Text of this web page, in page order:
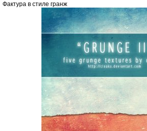
Фактура в стиле гранж